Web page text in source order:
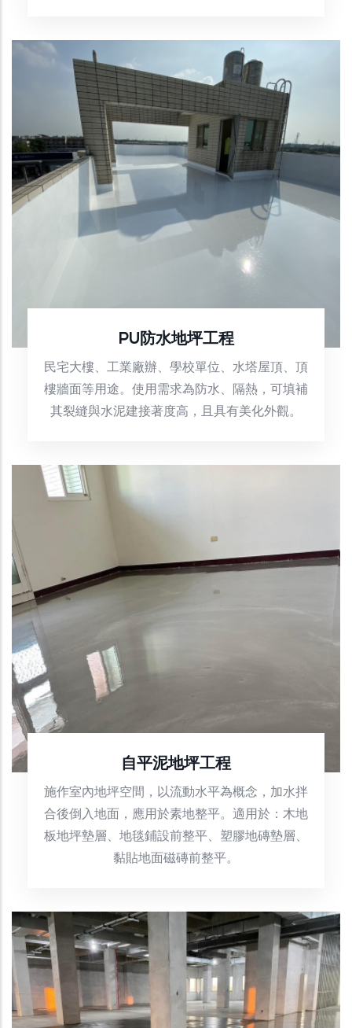
PU防水地坪工程
民宅大樓、工業廠辦、學校單位、水塔屋頂、頂
樓牆面等用途。使用需求為防水、隔熱，可填補
其裂縫與水泥建接著度高，且具有美化外觀。
自平泥地坪工程
施作室內地坪空間，以流動水平為概念，加水拌
合後倒入地面，應用於素地整平。適用於：木地
板地坪墊層、地毯鋪設前整平、塑膠地磚墊層、
黏貼地面磁磚前整平。